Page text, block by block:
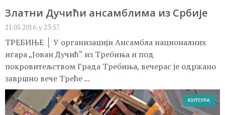
Златни Дучићи ансамблима из Србије
21.05.2016. у 23:57
ТРЕБИЊЕ │ У организацији Ансамбла националних
игара „Јован Дучић“ из Требиња и под
покровитељством Града Требиња, вечерас је одржано
завршно вече Треће ...
КУЛТУРА